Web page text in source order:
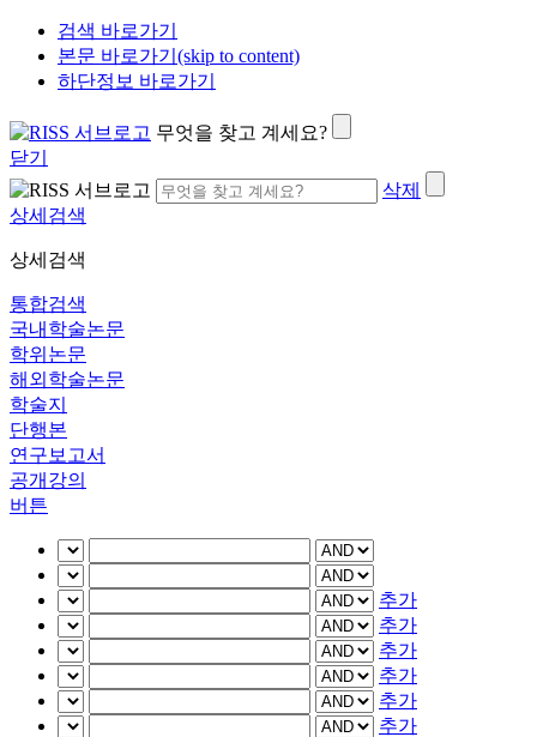
검색 바로가기
본문 바로가기(skip to content)
하단정보 바로가기
무엇을 찾고 계세요?
닫기
삭제
상세검색
상세검색
통합검색
국내학술논문
학위논문
해외학술논문
학술지
단행본
연구보고서
공개강의
버튼
추가
추가
추가
추가
추가
추가